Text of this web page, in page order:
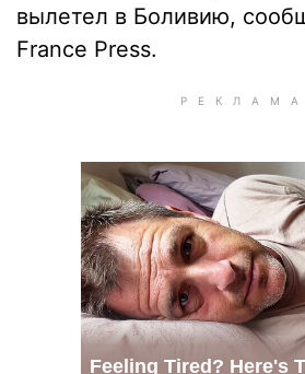
вылетел в Боливию,
France Press.